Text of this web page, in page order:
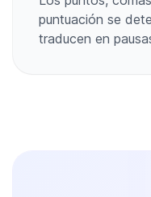
puntuación se
traducen en